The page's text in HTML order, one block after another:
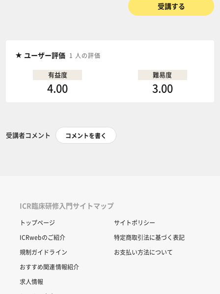
受講する
ユーザー評価 1 人の評価
有益度
4.00
難易度
3.00
受講者コメント コメントを書く
ICR臨床研修入門サイトマップ
トップページ
ICRwebのご紹介
規制ガイドライン
おすすめ関連情報紹介
求人情報
サイトポリシー
特定商取引法に基づく表記
お支払い方法について